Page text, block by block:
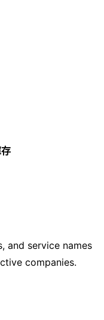
and service names
companies.